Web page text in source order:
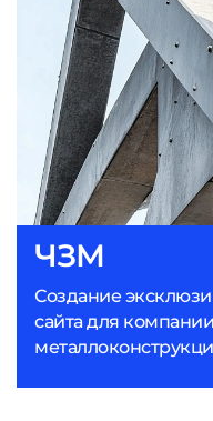
ЧЗМ
Создание
сайта для